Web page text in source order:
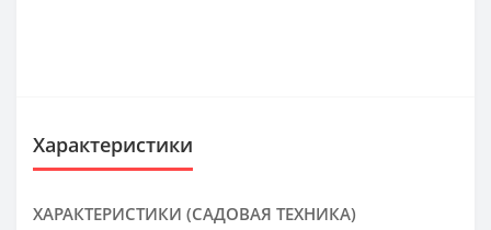
Характеристики
ХАРАКТЕРИСТИКИ (САДОВАЯ ТЕХНИКА)